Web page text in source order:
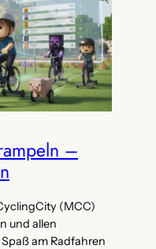
–
(MCC)
und allen
am Radfahren